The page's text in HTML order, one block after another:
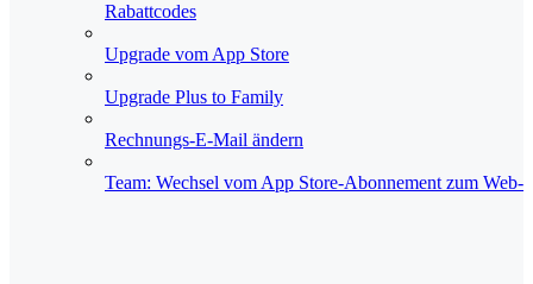
Rabattcodes
Upgrade vom App Store
Upgrade Plus to Family
Rechnungs-E-Mail ändern
Team: Wechsel vom App Store‑Abonnement zum